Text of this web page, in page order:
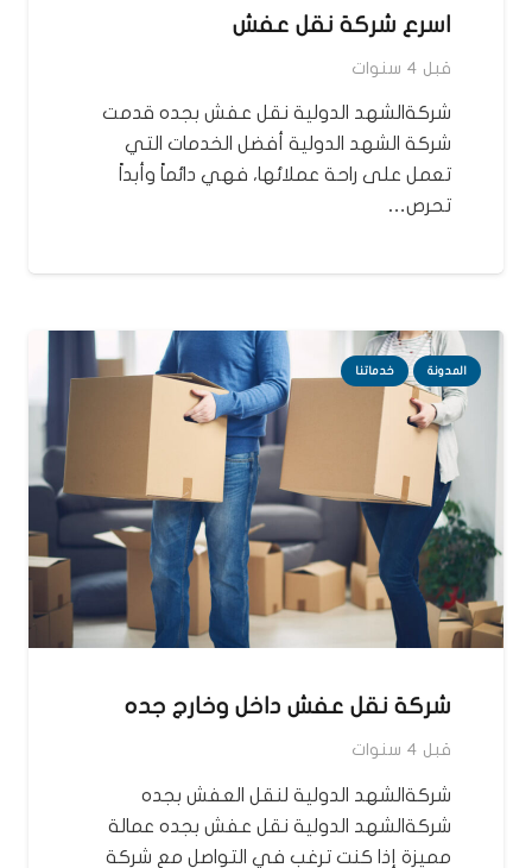
اسرع شركة نقل عفش
قبل 4 سنوات
شركةالشهد الدولية نقل عفش بجده قدمت
شركة الشهد الدولية أفضل الخدمات التي
تعمل على راحة عملائها، فهي دائماً وأبداً
تحرص…
المدونة خدماتنا
شركة نقل عفش داخل وخارج جده
قبل 4 سنوات
شركةالشهد الدولية لنقل العفش بجده
شركةالشهد الدولية نقل عفش بجده عمالة
مميزة إذا كنت ترغب في التواصل مع شركة